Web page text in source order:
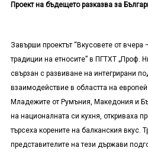
Проект на бъдещето разказва за
Завърши проектът “Вкусовете от
традиции на етносите” в ПГТХТ „Проф.
свързан с развиване на интегрирани
взаимодействие в областта на
Младежите от Румъния, Македония и
на националната си кухня, откриваха
търсеха корените на балканския вкус.
представителите на тези държави